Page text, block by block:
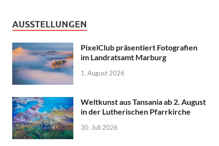
AUSSTELLUNGEN
PixelClub präsentiert Fotografien
im Landratsamt Marburg
1. August 2026
Weltkunst aus Tansania ab 2. August
in der Lutherischen Pfarrkirche
30. Juli 2026